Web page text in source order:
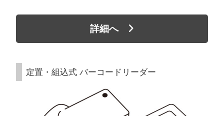
詳細へ
定置・組込式 バーコードリーダー